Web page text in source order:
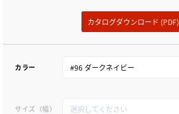
カタログダウンロード (PDF)
カラー
サイズ（幅）